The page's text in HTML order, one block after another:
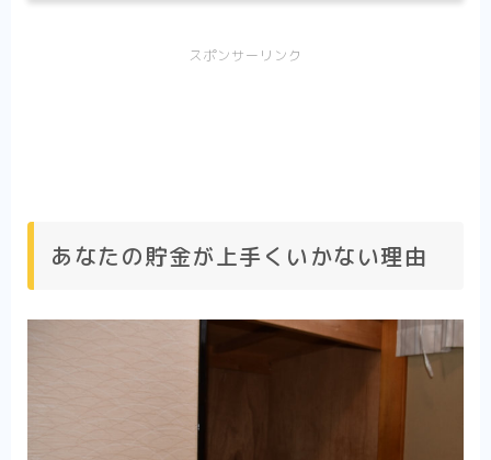
スポンサーリンク
あなたの貯金が上手くいかない理由